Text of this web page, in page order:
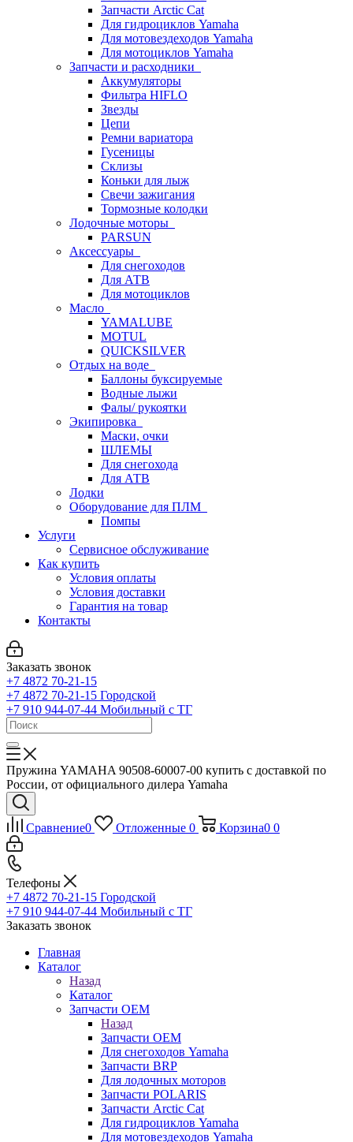
Запчасти Arctic Cat
Для гидроциклов Yamaha
Для мотовездеходов Yamaha
Для мотоциклов Yamaha
Запчасти и расходники
Аккумуляторы
Фильтра HIFLO
Звезды
Цепи
Ремни вариатора
Гусеницы
Склизы
Коньки для лыж
Свечи зажигания
Тормозные колодки
Лодочные моторы
PARSUN
Аксессуары
Для снегоходов
Для АТВ
Для мотоциклов
Масло
YAMALUBE
MOTUL
QUICKSILVER
Отдых на воде
Баллоны буксируемые
Водные лыжи
Фалы/ рукоятки
Экипировка
Маски, очки
ШЛЕМЫ
Для снегохода
Для АТВ
Лодки
Оборудование для ПЛМ
Помпы
Услуги
Сервисное обслуживание
Как купить
Условия оплаты
Условия доставки
Гарантия на товар
Контакты
Заказать звонок
+7 4872 70-21-15
+7 4872 70-21-15 Городской
+7 910 944-07-44 Мобильный с ТГ
Пружина YAMAHA 90508-60007-00 купить с доставкой по
России, от официального дилера Yamaha
Сравнение0 Отложенные 0 Корзина0 0
Телефоны
+7 4872 70-21-15 Городской
+7 910 944-07-44 Мобильный с ТГ
Заказать звонок
Главная
Каталог
Назад
Каталог
Запчасти OEM
Назад
Запчасти OEM
Для снегоходов Yamaha
Запчасти BRP
Для лодочных моторов
Запчасти POLARIS
Запчасти Arctic Cat
Для гидроциклов Yamaha
Для мотовездеходов Yamaha